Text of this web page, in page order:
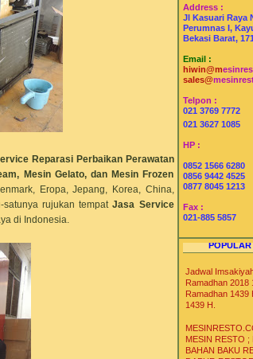
Reparasi Perbaikan Perawatan
Mesin Gelato, dan Mesin Frozen
Eropa, Jepang, Korea, China,
satunya rujukan tempatJasa Service
di Indonesia.
Address :
Jl Kasuari Raya
Perumnas I,
Bekasi Barat,
Email :
hiwin@m
sales@
Telpon :
021 3769 7772
021 3627 1085
HP :
0852 1566 6280
0856 9442 4525
0877 8045 1213
Fax :
021-885 5857
POPULAR
Jadwal
Ramadhan 2018
Ramadhan 1439
1439 H.
MESIN RESTO ;
BAHAN BAKU